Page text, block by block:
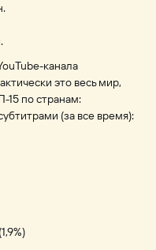
канала
это весь мир,
15 по странам:
(за все время):